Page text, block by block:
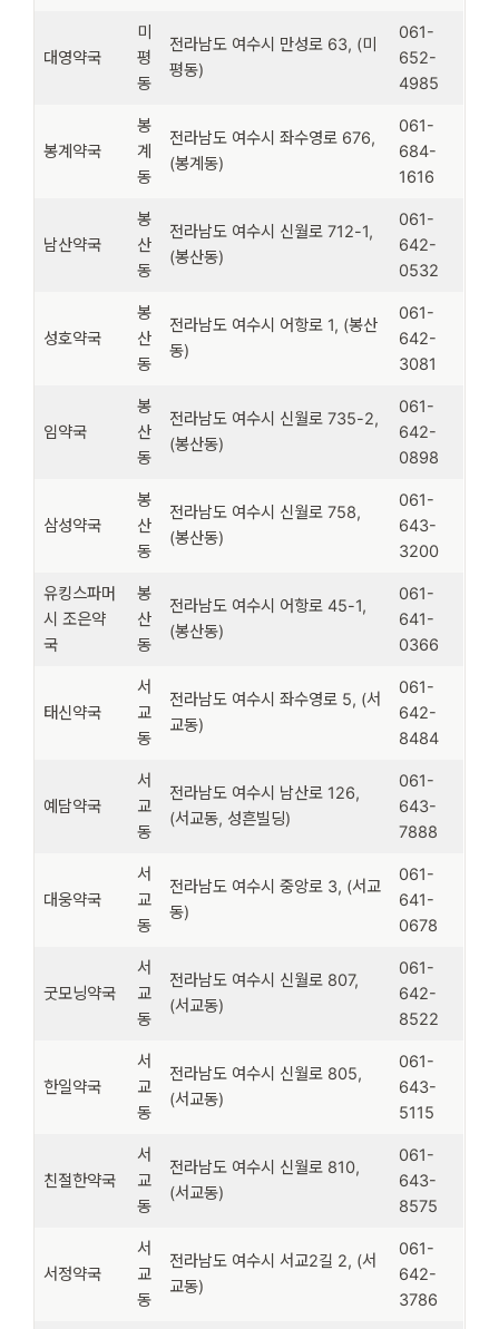
대영약국
미
평
동
전라남도 여수시 만성로 63, (미
평동)
061-
652-
4985
봉계약국
봉
계
동
전라남도 여수시 좌수영로 676,
(봉계동)
061-
684-
1616
남산약국
봉
산
동
전라남도 여수시 신월로 712-1,
(봉산동)
061-
642-
0532
성호약국
봉
산
동
전라남도 여수시 어항로 1, (봉산
동)
061-
642-
3081
임약국
봉
산
동
전라남도 여수시 신월로 735-2,
(봉산동)
061-
642-
0898
삼성약국
봉
산
동
전라남도 여수시 신월로 758,
(봉산동)
061-
643-
3200
유킹스파머
시 조은약
국
봉
산
동
전라남도 여수시 어항로 45-1,
(봉산동)
061-
641-
0366
태신약국
서
교
동
전라남도 여수시 좌수영로 5, (서
교동)
061-
642-
8484
예담약국
서
교
동
전라남도 여수시 남산로 126,
(서교동, 성흔빌딩)
061-
643-
7888
대웅약국
서
교
동
전라남도 여수시 중앙로 3, (서교
동)
061-
641-
0678
굿모닝약국
서
교
동
전라남도 여수시 신월로 807,
(서교동)
061-
642-
8522
한일약국
서
교
동
전라남도 여수시 신월로 805,
(서교동)
061-
643-
5115
친절한약국
서
교
동
전라남도 여수시 신월로 810,
(서교동)
061-
643-
8575
서정약국
서
교
동
전라남도 여수시 서교2길 2, (서
교동)
061-
642-
3786